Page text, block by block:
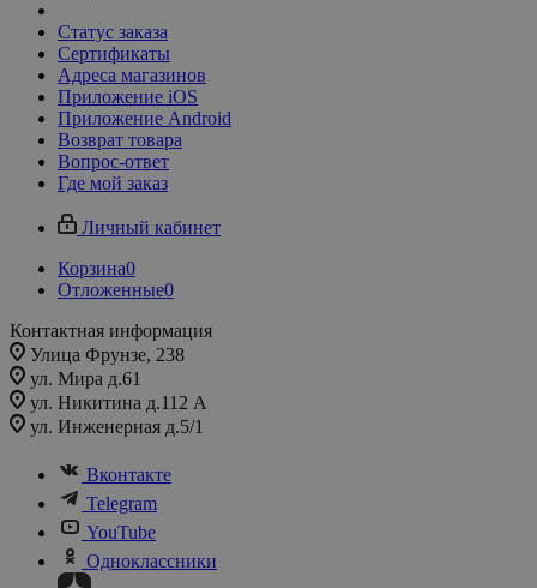
Статус заказа
Сертификаты
Адреса магазинов
Приложение iOS
Приложение Android
Возврат товара
Вопрос-ответ
Где мой заказ
Личный кабинет
Корзина0
Отложенные0
Контактная информация
Улица Фрунзе, 238​
ул. Мира д.61
ул. Никитина д.112 А
ул. Инженерная д.5/1
Вконтакте
Telegram
YouTube
Одноклассники